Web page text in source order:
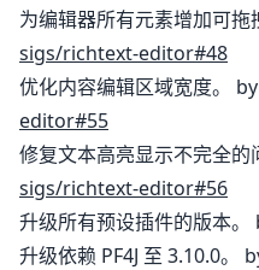
为编辑器所有元素增加可拖
sigs/richtext-editor#48
优化内容编辑区域宽度。 by
editor#55
修复文本高亮显示不完全的
sigs/richtext-editor#56
升级所有预设插件的版本。
升级依赖 PF4J 至 3.10.0。